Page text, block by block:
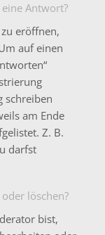
Antwort?
eröffnen,
auf einen
schreiben
am Ende
Z. B.
darfst
löschen?
bist,